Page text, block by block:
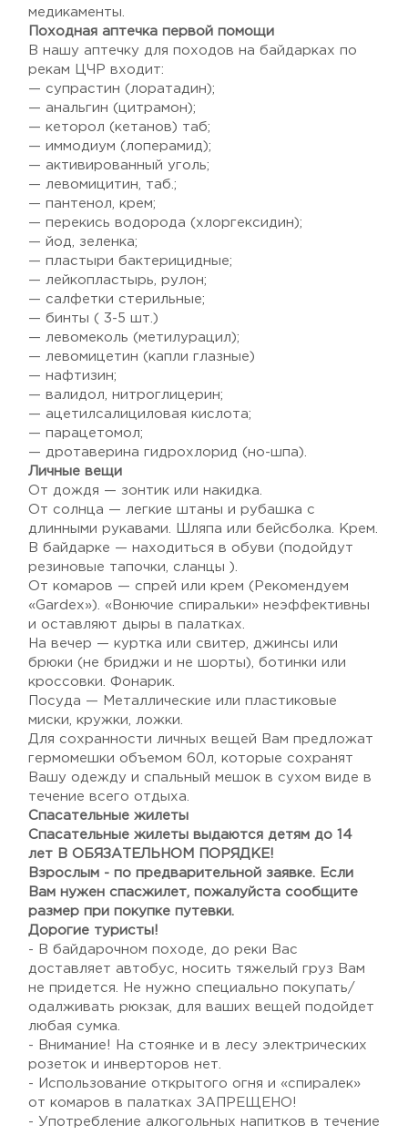
медикаменты.
Походная аптечка первой помощи
В нашу аптечку для походов на байдарках по
рекам ЦЧР входит:
— супрастин (лоратадин);
— анальгин (цитрамон);
— кеторол (кетанов) таб;
— иммодиум (лоперамид);
— активированный уголь;
— левомицитин, таб.;
— пантенол, крем;
— перекись водорода (хлоргексидин);
— йод, зеленка;
— пластыри бактерицидные;
— лейкопластырь, рулон;
— салфетки стерильные;
— бинты ( 3-5 шт.)
— левомеколь (метилурацил);
— левомицетин (капли глазные)
— нафтизин;
— валидол, нитроглицерин;
— ацетилсалициловая кислота;
— парацетомол;
— дротаверина гидрохлорид (но-шпа).
Личные вещи
От дождя — зонтик или накидка.
От солнца — легкие штаны и рубашка с
длинными рукавами. Шляпа или бейсболка. Крем.
В байдарке — находиться в обуви (подойдут
резиновые тапочки, сланцы ).
От комаров — спрей или крем (Рекомендуем
«Gardex»). «Вонючие спиральки» неэффективны
и оставляют дыры в палатках.
На вечер — куртка или свитер, джинсы или
брюки (не бриджи и не шорты), ботинки или
кроссовки. Фонарик.
Посуда — Металлические или пластиковые
миски, кружки, ложки.
Для сохранности личных вещей Вам предложат
гермомешки объемом 60л, которые сохранят
Вашу одежду и спальный мешок в сухом виде в
течение всего отдыха.
Спасательные жилеты
Спасательные жилеты выдаются детям до 14
лет В ОБЯЗАТЕЛЬНОМ ПОРЯДКЕ!
Взрослым - по предварительной заявке. Если
Вам нужен спасжилет, пожалуйста сообщите
размер при покупке путевки.
Дорогие туристы!
- В байдарочном походе, до реки Вас
доставляет автобус, носить тяжелый груз Вам
не придется. Не нужно специально покупать/
одалживать рюкзак, для ваших вещей подойдет
любая сумка.
- Внимание! На стоянке и в лесу электрических
розеток и инверторов нет.
- Использование открытого огня и «спиралек»
от комаров в палатках ЗАПРЕЩЕНО!
- Употребление алкогольных напитков в течение